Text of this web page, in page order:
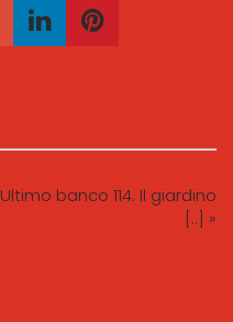
Ultimo banco 114. Il giardino
[..] »